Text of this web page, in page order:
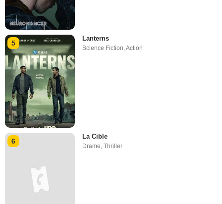
5
Lanterns
Science Fiction,Action
6
La Cible
Drame,Thriller